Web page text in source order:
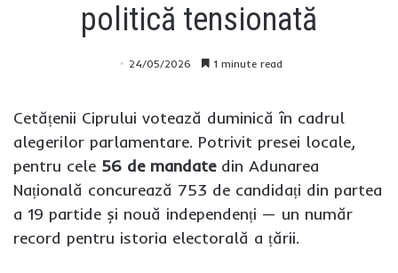
politică tensionată
24/05/2026 1 minute read
Cetățenii Ciprului votează duminică în cadrul
alegerilor parlamentare. Potrivit presei locale,
pentru cele 56 de mandatedin Adunarea
Națională concurează 753 de candidați din partea
a 19 partide și nouă independenți — un număr
record pentru istoria electorală a țării.